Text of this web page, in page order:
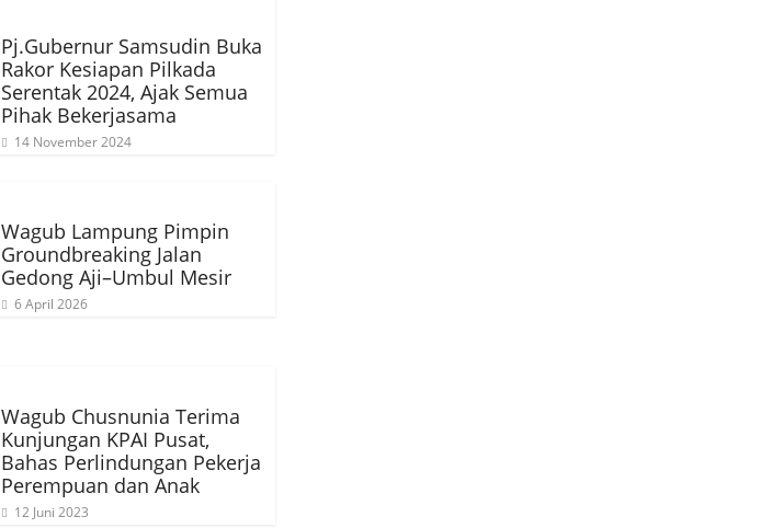
Pj.Gubernur Samsudin Buka
Rakor Kesiapan Pilkada
Serentak 2024, Ajak Semua
Pihak Bekerjasama
14 November 2024
Wagub Lampung Pimpin
Groundbreaking Jalan
Gedong Aji–Umbul Mesir
6 April 2026
Wagub Chusnunia Terima
Kunjungan KPAI Pusat,
Bahas Perlindungan Pekerja
Perempuan dan Anak
12 Juni 2023